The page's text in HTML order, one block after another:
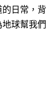
日常，背
球幫我們